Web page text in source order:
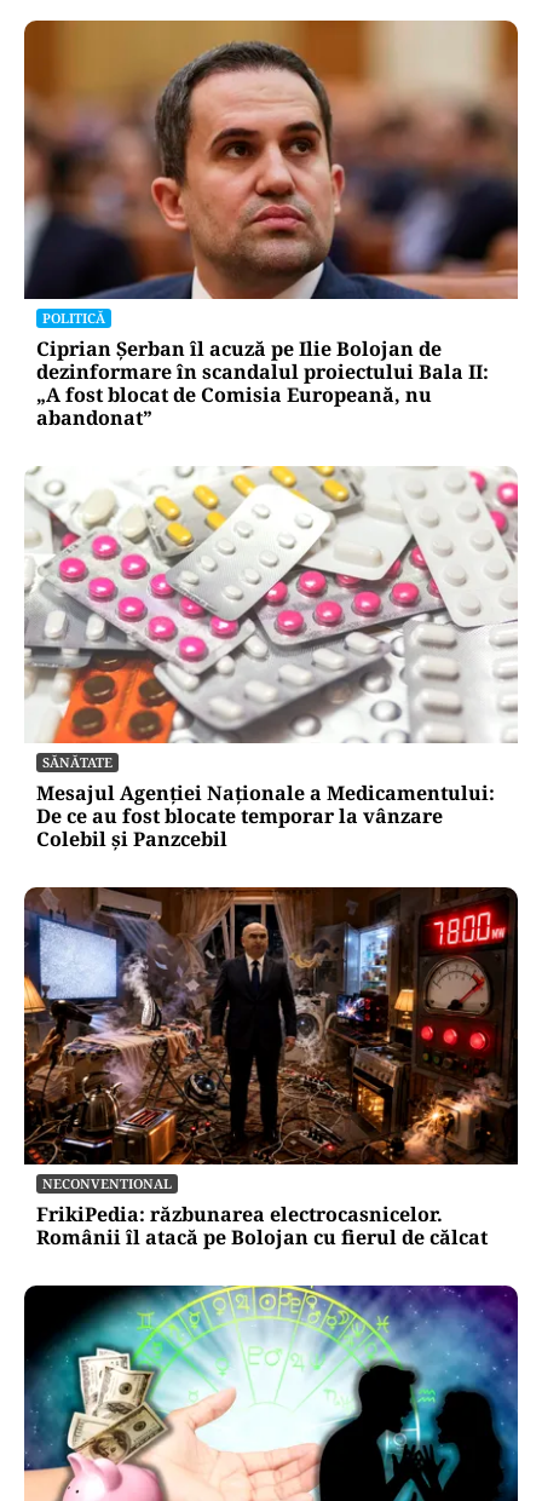
POLITICĂ
Ciprian Șerban îl acuză pe Ilie Bolojan de
dezinformare în scandalul proiectului Bala II:
„A fost blocat de Comisia Europeană, nu
abandonat”
SĂNĂTATE
Mesajul Agenției Naționale a Medicamentului:
De ce au fost blocate temporar la vânzare
Colebil și Panzcebil
NECONVENTIONAL
FrikiPedia: răzbunarea electrocasnicelor.
Românii îl atacă pe Bolojan cu fierul de călcat